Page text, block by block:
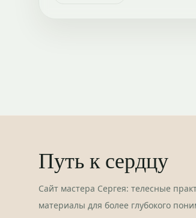
Путь к сердцу
Сайт мастера Сергея: телесные
материалы для более глубокого